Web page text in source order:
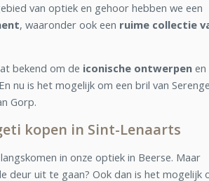
van optiek en gehoor hebben we een
, waaronder ook een ruime collectie
bekend om de iconische ontwerpen en
nu is het mogelijk om een bril van
Gorp.
kopen in Sint-Lenaarts
in onze optiek in Beerse. Maar
deur uit te gaan? Ook dan is het mogelijk